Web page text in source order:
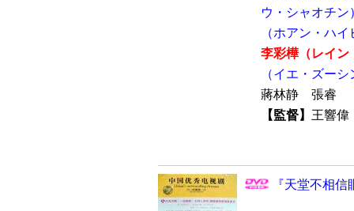
ウ・シャオチン
（ホアン・ハ
李彩樺（レイン
（イエ・ズーシ
蔣林静 張睿
【監督】 王響
『天堂不相